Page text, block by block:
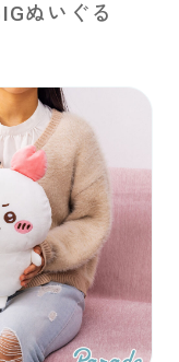
ぬいぐる